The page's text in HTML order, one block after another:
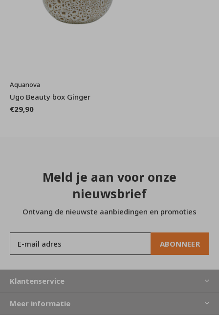
Aquanova
Ugo Beauty box Ginger
€29,90
Meld je aan voor onze
nieuwsbrief
Ontvang de nieuwste aanbiedingen en promoties
ABONNEER
Klantenservice
Meer informatie